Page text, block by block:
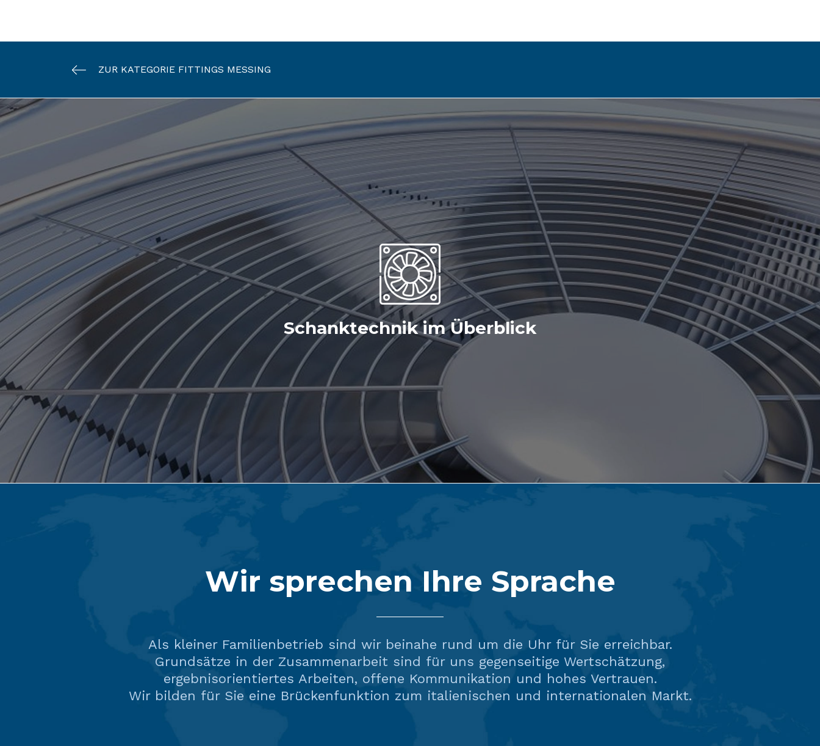
ZUR KATEGORIE FITTINGS MESSING
Schanktechnik im Überblick
Wir sprechen Ihre Sprache
Als kleiner Familienbetrieb sind wir beinahe rund um die Uhr für Sie erreichbar.
Grundsätze in der Zusammenarbeit sind für uns gegenseitige Wertschätzung,
ergebnisorientiertes Arbeiten, offene Kommunikation und hohes Vertrauen.
Wir bilden für Sie eine Brückenfunktion zum italienischen und internationalen Markt.